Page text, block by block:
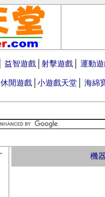
益智遊戲 射擊遊戲 運動
休閒遊戲 小遊戲天堂 海綿
機